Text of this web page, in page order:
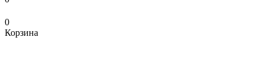
0
Корзина